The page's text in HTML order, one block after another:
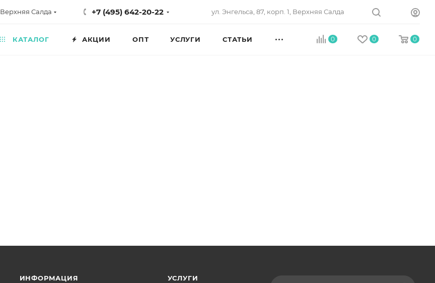
Верхняя Салда +7 (495) 642-20-22 ул. Энгельса, 87, корп. 1, Верхняя Салда
0 0 0
КАТАЛОГ АКЦИИ ОПТ УСЛУГИ СТАТЬИ
ИНФОРМАЦИЯ УСЛУГИ